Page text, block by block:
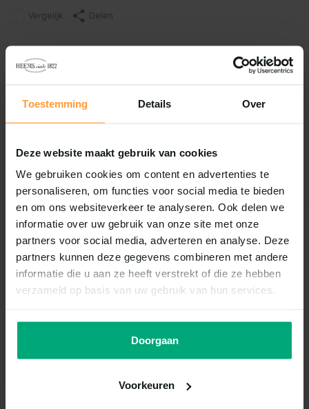
Toestemming Details Over
Deze website maakt gebruik van cookies
We gebruiken cookies om content en advertenties te
personaliseren, om functies voor social media te bieden
en om ons websiteverkeer te analyseren. Ook delen we
informatie over uw gebruik van onze site met onze
partners voor social media, adverteren en analyse. Deze
partners kunnen deze gegevens combineren met andere
informatie die u aan ze heeft verstrekt of die ze hebben
verzameld op basis van uw gebruik van hun services.
Doorgaan
Voorkeuren
Vergelijk Delen
Reviews
0/ Based on 0 reviews
Schrijf je eigen review
Recent bekeken